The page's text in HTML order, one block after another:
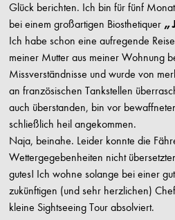
Glück berichten. Ich bin für fünf
bei einem großartigen Biosthetiquer
Ich habe schon eine aufregende
meiner Mutter aus meiner Wohnung
Missverständnisse und wurde von
an französischen Tankstellen
auch überstanden, bin vor
schließlich heil angekommen.
Naja, beinahe. Leider konnte die
Wettergegebenheiten nicht
gutes! Ich wohne solange bei einer
zukünftigen (und sehr herzlichen)
kleine Sightseeing Tour absolviert.